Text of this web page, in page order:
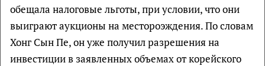
обещала налоговые льготы, при условии, что они
выиграют аукционы на местороэждения. По словам
Хонг Сын Пе, он уже получил разрешения на
инвестиции в заявленных объемах от корейского